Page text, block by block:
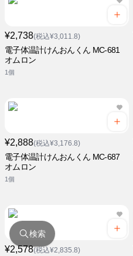
¥2,738(税込¥3,011.8)
電子体温計けんおんくん MC-681
オムロン
1個
¥2,888(税込¥3,176.8)
電子体温計けんおんくん MC-687
オムロン
1個
¥2,578(税込¥2,835.8)
検索